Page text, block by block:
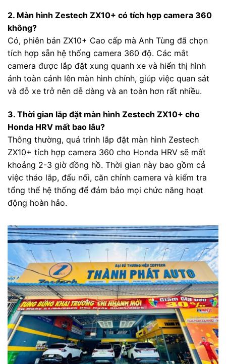
2. Màn hình Zestech ZX10+ có tích hợp camera 360
không?
Có, phiên bản ZX10+ Cao cấp mà Anh Tùng đã chọn
tích hợp sẵn hệ thống camera 360 độ. Các mắt
camera được lắp đặt xung quanh xe và hiển thị hình
ảnh toàn cảnh lên màn hình chính, giúp việc quan sát
và đỗ xe trở nên dễ dàng và an toàn hơn rất nhiều.
3. Thời gian lắp đặt màn hình Zestech ZX10+ cho
Honda HRV mất bao lâu?
Thông thường, quá trình lắp đặt màn hình Zestech
ZX10+ tích hợp camera 360 cho Honda HRV sẽ mất
khoảng 2-3 giờ đồng hồ. Thời gian này bao gồm cả
việc tháo lắp, đấu nối, căn chỉnh camera và kiểm tra
tổng thể hệ thống để đảm bảo mọi chức năng hoạt
động hoàn hảo.